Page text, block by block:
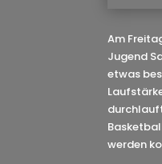
Am
Jugend
etwas
werden